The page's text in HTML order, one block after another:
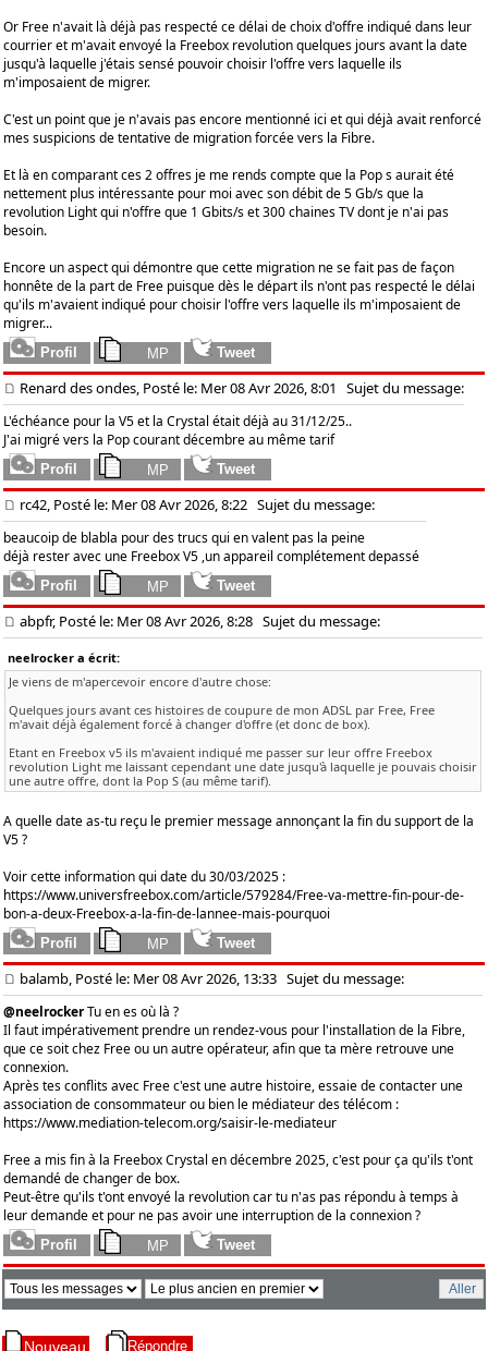
Or Free n'avait là déjà pas respecté ce délai de choix d'offre indiqué dans leur
courrier et m'avait envoyé la Freebox revolution quelques jours avant la date
jusqu'à laquelle j'étais sensé pouvoir choisir l'offre vers laquelle ils
m'imposaient de migrer.
C'est un point que je n'avais pas encore mentionné ici et qui déjà avait renforcé
mes suspicions de tentative de migration forcée vers la Fibre.
Et là en comparant ces 2 offres je me rends compte que la Pop s aurait été
nettement plus intéressante pour moi avec son débit de 5 Gb/s que la
revolution Light qui n'offre que 1 Gbits/s et 300 chaines TV dont je n'ai pas
besoin.
Encore un aspect qui démontre que cette migration ne se fait pas de façon
honnête de la part de Free puisque dès le départ ils n'ont pas respecté le délai
qu'ils m'avaient indiqué pour choisir l'offre vers laquelle ils m'imposaient de
migrer...
Renard des ondes, Posté le: Mer 08 Avr 2026, 8:01 Sujet du message:
L'échéance pour la V5 et la Crystal était déjà au 31/12/25..
J'ai migré vers la Pop courant décembre au même tarif
rc42, Posté le: Mer 08 Avr 2026, 8:22 Sujet du message:
beaucoip de blabla pour des trucs qui en valent pas la peine
déjà rester avec une Freebox V5 ,un appareil complétement depassé
abpfr, Posté le: Mer 08 Avr 2026, 8:28 Sujet du message:
neelrocker a écrit:
Je viens de m'apercevoir encore d'autre chose:
Quelques jours avant ces histoires de coupure de mon ADSL par Free, Free
m'avait déjà également forcé à changer d'offre (et donc de box).
Etant en Freebox v5 ils m'avaient indiqué me passer sur leur offre Freebox
revolution Light me laissant cependant une date jusqu'à laquelle je pouvais choisir
une autre offre, dont la Pop S (au même tarif).
A quelle date as-tu reçu le premier message annonçant la fin du support de la
V5 ?
Voir cette information qui date du 30/03/2025 :
https://www.universfreebox.com/article/579284/Free-va-mettre-fin-pour-de-
bon-a-deux-Freebox-a-la-fin-de-lannee-mais-pourquoi
balamb, Posté le: Mer 08 Avr 2026, 13:33 Sujet du message:
@neelrockerTu en es où là ?
Il faut impérativement prendre un rendez-vous pour l'installation de la Fibre,
que ce soit chez Free ou un autre opérateur, afin que ta mère retrouve une
connexion.
Après tes conflits avec Free c'est une autre histoire, essaie de contacter une
association de consommateur ou bien le médiateur des télécom :
https://www.mediation-telecom.org/saisir-le-mediateur
Free a mis fin à la Freebox Crystal en décembre 2025, c'est pour ça qu'ils t'ont
demandé de changer de box.
Peut-être qu'ils t'ont envoyé la revolution car tu n'as pas répondu à temps à
leur demande et pour ne pas avoir une interruption de la connexion ?